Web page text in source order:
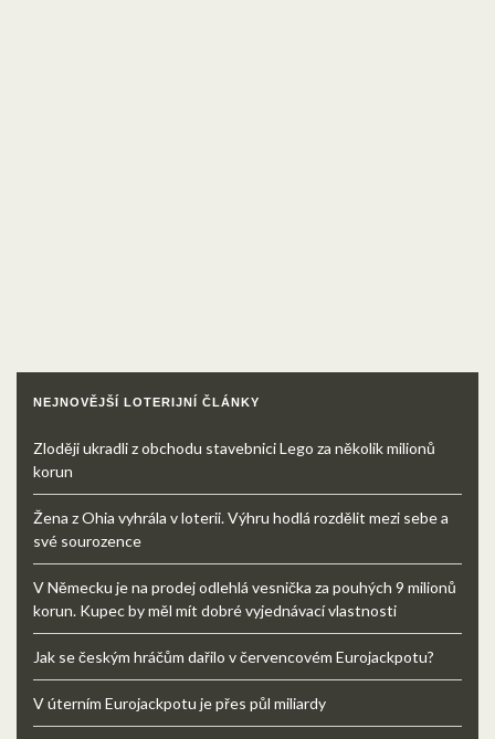
NEJNOVĚJŠÍ LOTERIJNÍ ČLÁNKY
Zloději ukradli z obchodu stavebnici Lego za několik milionů
korun
Žena z Ohia vyhrála v loterii. Výhru hodlá rozdělit mezi sebe a
své sourozence
V Německu je na prodej odlehlá vesnička za pouhých 9 milionů
korun. Kupec by měl mít dobré vyjednávací vlastnosti
Jak se českým hráčům dařilo v červencovém Eurojackpotu?
V úterním Eurojackpotu je přes půl miliardy